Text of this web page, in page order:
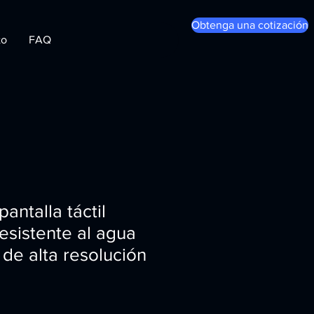
FAQ
Obtenga una cotización
táctil
al agua
alta resolución